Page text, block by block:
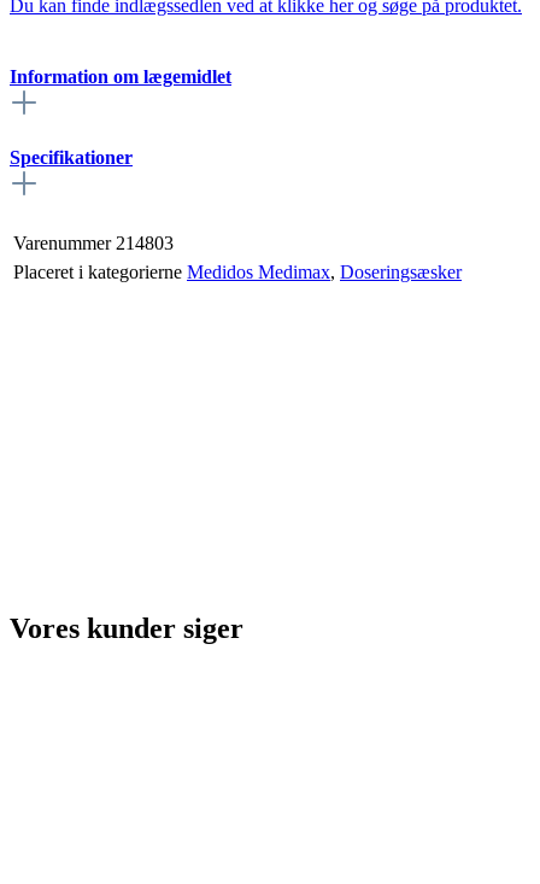
Du kan finde indlægssedlen ved at klikke her og søge på produktet.
Information om lægemidlet
Specifikationer
Varenummer 214803
Placeret i kategorierne Medidos Medimax, Doseringsæsker
Vores kunder siger